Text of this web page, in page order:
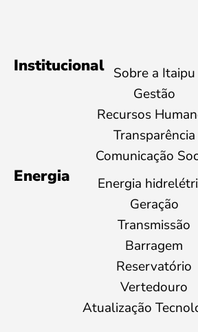
Institucional Sobre a Itaipu
Gestão
Recursos
Transparência
Comunicação
Energia
Energia
Geração
Transmissão
Barragem
Reservatório
Vertedouro
Atualização